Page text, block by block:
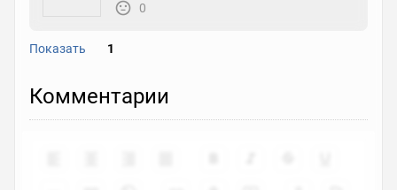
0
Показать 1
tv сериал
Комментарии